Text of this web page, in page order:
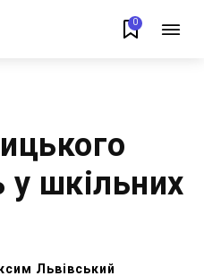
0
у шкільних
Львівський